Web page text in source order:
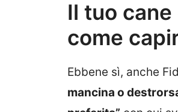
Il tuo
come
Ebbene sì, anche
mancina o